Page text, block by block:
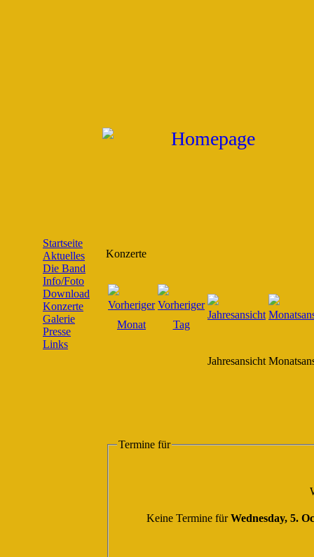
Startseite
Aktuelles
Die Band
Info/Foto
Download
Konzerte
Galerie
Presse
Links
Konzerte
Jahresansicht
Termine für
Keine Termine fürWednesday, 5.